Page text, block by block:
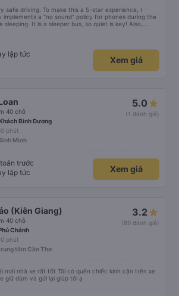
safe driving. To make this a 5-star experience, I
implements a "no sound" policy for phones during the
sleeping. It is a sleeper bus, so quiet is key! Also,
password clearly inside the cabin for convenience. I
giữ im lặng (tắt âm thanh điện thoại) vào ban đêm
khách khác ngủ. Ngoài ra, nhà xe nên dán sẵn mật
hành khách dễ dàng sử dụng. Tôi vẫn sẽ tiếp tục ủng
lập tức
Xem giá
40 chỗ
5.0
(1 đánh giá)
Bình Dương
phút
Minh
trước
lập tức
Xem giá
(Kiên Giang)
40 chỗ
3.2
(89 đánh giá)
Chánh
phút
tâm Cần Thơ
Tôi có quên chiếc kính cận trên xe
giữ dùm và gửi lại giúp tôi ạ